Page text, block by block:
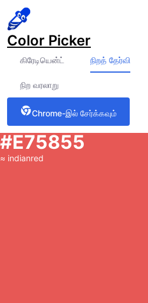
Color Picker
கிரேடியென்ட் நிறத் தேர்வி
நிற வரலாறு
Chrome-இல் சேர்க்கவும்
#E75855
≈ indianred